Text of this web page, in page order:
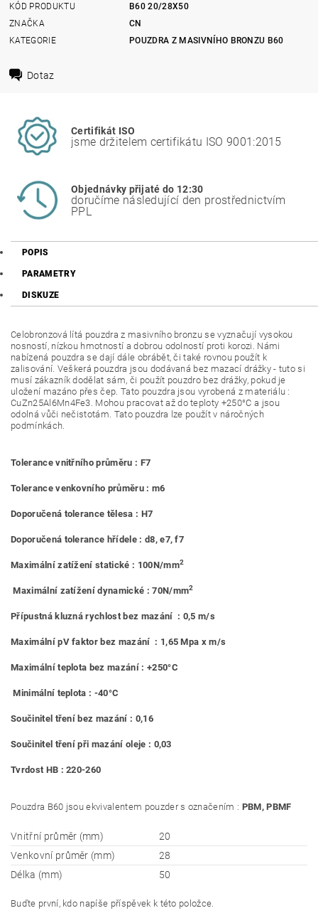
KÓD PRODUKTU
B60 20/28X50
ZNAČKA
CN
KATEGORIE
POUZDRA Z MASIVNÍHO BRONZU B60
Dotaz
Certifikát ISO
jsme držitelem certifikátu ISO 9001:2015
Objednávky přijaté do 12:30
doručíme následující den prostřednictvím
PPL
POPIS
PARAMETRY
DISKUZE
Celobronzová lítá pouzdra z masivního bronzu se vyznačují vysokou
nosností, nízkou hmotností a dobrou odolností proti korozi. Námi
nabízená pouzdra se dají dále obrábět, či také rovnou použít k
zalisování. Veškerá pouzdra jsou dodávaná bez mazací drážky - tuto si
musí zákazník dodělat sám, či použít pouzdro bez drážky, pokud je
uložení mazáno přes čep. Tato pouzdra jsou vyrobená z materiálu :
CuZn25Al6Mn4Fe3. Mohou pracovat až do teploty +250°C a jsou
odolná vůči nečistotám. Tato pouzdra lze použít v náročných
podmínkách.
Tolerance vnitřního průměru : F7
Tolerance venkovního průměru : m6
Doporučená tolerance tělesa : H7
Doporučená tolerance hřídele : d8, e7, f7
Maximální zatížení statické : 100N/mm2
Maximální zatížení dynamické : 70N/mm2
Přípustná kluzná rychlost bez mazání : 0,5 m/s
Maximální pV faktor bez mazání : 1,65 Mpa x m/s
Maximální teplota bez mazání : +250°C
Minimální teplota : -40°C
Součinitel tření bez mazání : 0,16
Součinitel tření při mazání oleje : 0,03
Tvrdost HB : 220-260
Pouzdra B60 jsou ekvivalentem pouzder s označením : PBM, PBMF
Vnitřní průměr (mm)
20
Venkovní průměr (mm)
28
Délka (mm)
50
Buďte první, kdo napíše příspěvek k této položce.